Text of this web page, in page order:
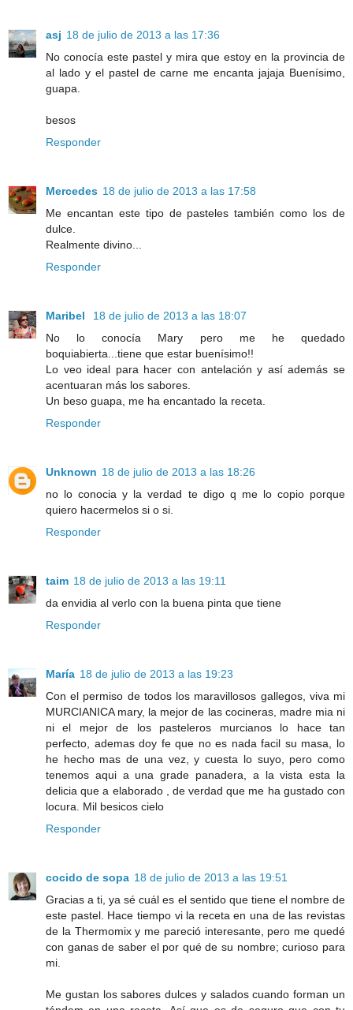
asj 18 de julio de 2013 a las 17:36
No conocía este pastel y mira que estoy en la provincia de
al lado y el pastel de carne me encanta jajaja Buenísimo,
guapa.
besos
Responder
Mercedes 18 de julio de 2013 a las 17:58
Me encantan este tipo de pasteles también como los de
dulce.
Realmente divino...
Responder
Maribel
18 de julio de 2013 a las 18:07
No lo conocía Mary pero me he quedado
boquiabierta...tiene que estar buenísimo!!
Lo veo ideal para hacer con antelación y así además se
acentuaran más los sabores.
Un beso guapa, me ha encantado la receta.
Responder
Unknown 18 de julio de 2013 a las 18:26
no lo conocia y la verdad te digo q me lo copio porque
quiero hacermelos si o si.
Responder
taim 18 de julio de 2013 a las 19:11
da envidia al verlo con la buena pinta que tiene
Responder
María 18 de julio de 2013 a las 19:23
Con el permiso de todos los maravillosos gallegos, viva mi
MURCIANICA mary, la mejor de las cocineras, madre mia ni
ni el mejor de los pasteleros murcianos lo hace tan
perfecto, ademas doy fe que no es nada facil su masa, lo
he hecho mas de una vez, y cuesta lo suyo, pero como
tenemos aqui a una grade panadera, a la vista esta la
delicia que a elaborado , de verdad que me ha gustado con
locura. Mil besicos cielo
Responder
cocido de sopa 18 de julio de 2013 a las 19:51
Gracias a ti, ya sé cuál es el sentido que tiene el nombre de
este pastel. Hace tiempo vi la receta en una de las revistas
de la Thermomix y me pareció interesante, pero me quedé
con ganas de saber el por qué de su nombre; curioso para
mi.
Me gustan los sabores dulces y salados cuando forman un